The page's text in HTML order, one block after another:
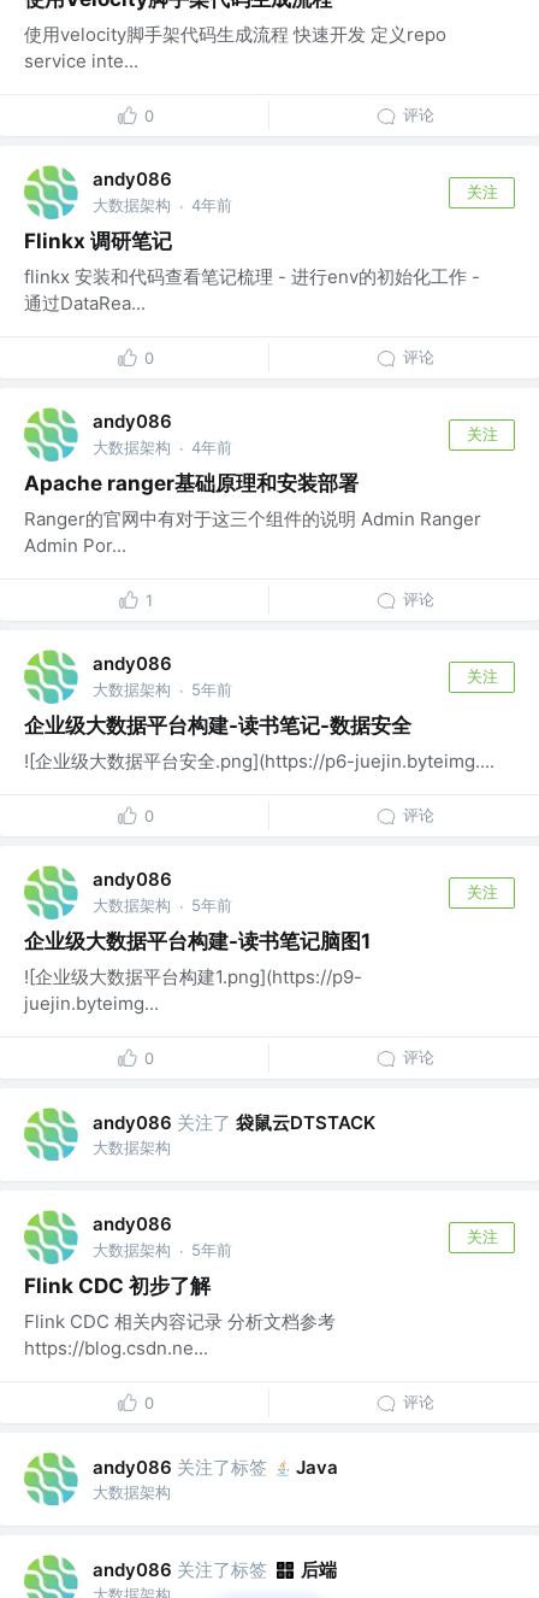
使用velocity脚手架代码生成流程 快速开发 定义repo
service inte...
0 评论
andy086
大数据架构 · 4年前
关注
Flinkx 调研笔记
flinkx 安装和代码查看笔记梳理 - 进行env的初始化工作 -
通过DataRea...
0 评论
andy086
大数据架构 · 4年前
关注
Apache ranger基础原理和安装部署
Ranger的官网中有对于这三个组件的说明 Admin Ranger
Admin Por...
1 评论
andy086
大数据架构 · 5年前
关注
企业级大数据平台构建-读书笔记-数据安全
![企业级大数据平台安全.png](https://p6-juejin.byteimg....
0 评论
andy086
大数据架构 · 5年前
关注
企业级大数据平台构建-读书笔记脑图1
![企业级大数据平台构建1.png](https://p9-
juejin.byteimg...
0 评论
andy086 关注了 袋鼠云DTSTACK
大数据架构
andy086
大数据架构 · 5年前
关注
Flink CDC 初步了解
Flink CDC 相关内容记录 分析文档参考
https://blog.csdn.ne...
0 评论
andy086 关注了标签 Java
大数据架构
andy086 关注了标签 后端